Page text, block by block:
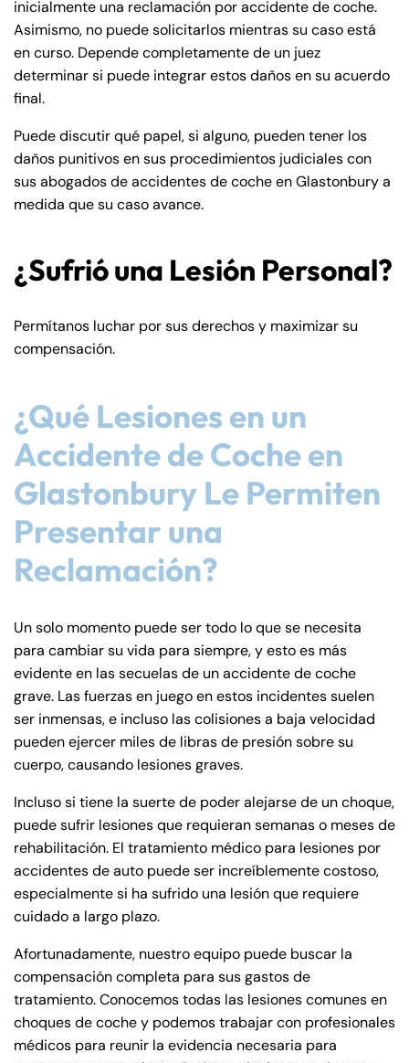
inicialmente una reclamación por accidente de coche.
Asimismo, no puede solicitarlos mientras su caso está
en curso. Depende completamente de un juez
determinar si puede integrar estos daños en su acuerdo
final.
Puede discutir qué papel, si alguno, pueden tener los
daños punitivos en sus procedimientos judiciales con
sus abogados de accidentes de coche en Glastonbury a
medida que su caso avance.
¿Sufrió una Lesión Personal?
Permítanos luchar por sus derechos y maximizar su
compensación.
¿Qué Lesiones en un
Accidente de Coche en
Glastonbury Le Permiten
Presentar una
Reclamación?
Un solo momento puede ser todo lo que se necesita
para cambiar su vida para siempre, y esto es más
evidente en las secuelas de un accidente de coche
grave. Las fuerzas en juego en estos incidentes suelen
ser inmensas, e incluso las colisiones a baja velocidad
pueden ejercer miles de libras de presión sobre su
cuerpo, causando lesiones graves.
Incluso si tiene la suerte de poder alejarse de un choque,
puede sufrir lesiones que requieran semanas o meses de
rehabilitación. El tratamiento médico para lesiones por
accidentes de auto puede ser increíblemente costoso,
especialmente si ha sufrido una lesión que requiere
cuidado a largo plazo.
Afortunadamente, nuestro equipo puede buscar la
compensación completa para sus gastos de
tratamiento. Conocemos todas las lesiones comunes en
choques de coche y podemos trabajar con profesionales
médicos para reunir la evidencia necesaria para